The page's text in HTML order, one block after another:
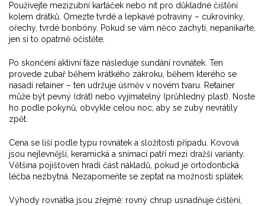
Používejte mezizubní kartáček nebo nit pro důkladné čištění
kolem drátků. Omezte tvrdé a lepkavé potraviny – cukrovinky,
ořechy, tvrdé bonbóny. Pokud se vám něco zachytí, nepanikařte,
jen si to opatrně očistěte.
Po skončení aktivní fáze následuje sundání rovnátek. Ten
provede zubař během krátkého zákroku, během kterého se
nasadí retainer – ten udržuje úsměv v novém tvaru. Retainer
může být pevný (drát) nebo vyjímatelný (průhledný plast). Noste
ho podle pokynů, obvykle celou noc, aby se zuby nevrátily
zpět.
Cena se liší podle typu rovnátek a složitosti případu. Kovová
jsou nejlevnější, keramická a snímací patří mezi dražší varianty.
Většina pojišťoven hradí část nákladů, pokud je ortodontická
léčba nezbytná. Nezapomeňte se zeptat na možnosti splátek.
Výhody rovnátka jsou zřejmé: rovný chrup usnadňuje čištění,